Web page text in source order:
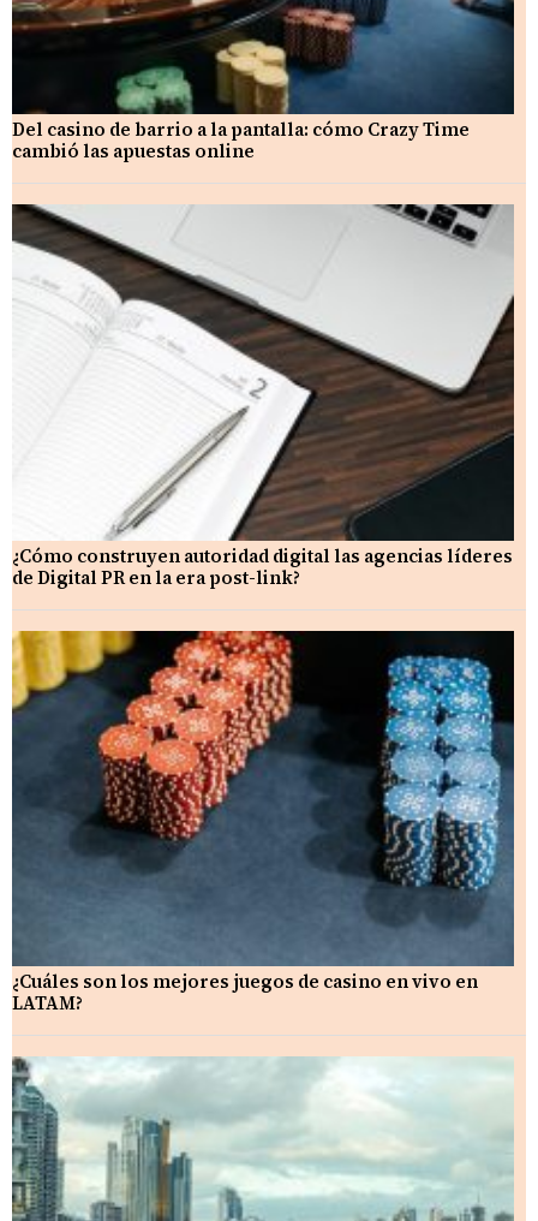
Del casino de barrio a la pantalla: cómo Crazy Time
cambió las apuestas online
¿Cómo construyen autoridad digital las agencias líderes
de Digital PR en la era post-link?
¿Cuáles son los mejores juegos de casino en vivo en
LATAM?